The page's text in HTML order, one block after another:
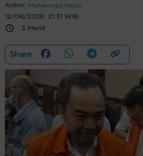
Author: Muhammad Natsir
12/06/2026, 21:31 WIB
: 3 Menit
Share